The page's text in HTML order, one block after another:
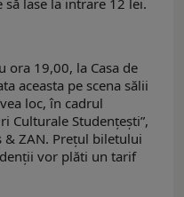
ora 19,00, la Casa de
aceasta pe scena sălii
loc, în cadrul
Culturale Studenţeşti”,
ZAN. Preţul biletului
vor plăti un tarif